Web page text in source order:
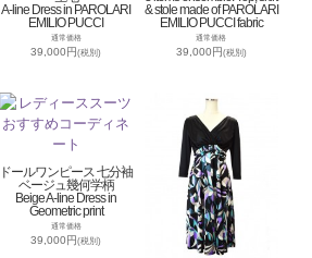
A-line Dress in PAROLARI
EMILIO PUCCI
通常価格
39,000円(税別)
& stole made of PAROLARI
EMILIO PUCCI fabric
通常価格
39,000円(税別)
ドールワンピース 七分袖
ベージュ幾何学柄
Beige A-line Dress in
Geometric print
通常価格
39,000円(税別)